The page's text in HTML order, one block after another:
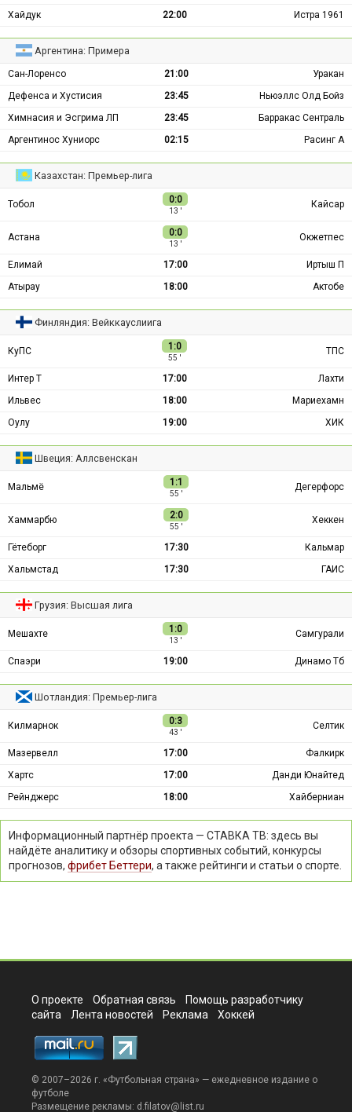
Хайдук
22:00 Истра 1961
Аргентина: Примера
Сан-Лоренсо 21:00
Уракан
Дефенса и Хустисия
23:45
Ньюэллс Олд Бойз
Химнасия и Эсгрима ЛП
23:45
Барракас Сентраль
Аргентинос Хуниорс
02:15 Расинг А
Казахстан: Премьер-лига
Тобол 0:0
13 ′
Кайсар
Астана 0:0
13 ′
Окжетпес
Елимай 17:00
Иртыш П
Атырау
18:00 Актобе
Финляндия: Вейккауслиига
КуПС 1:0
55 ′
ТПС
Интер Т 17:00
Лахти
Ильвес
18:00
Мариехамн
Оулу
19:00 ХИК
Швеция: Аллсвенскан
Мальмё 1:1
55 ′
Дегерфорс
Хаммарбю 2:0
55 ′
Хеккен
Гётеборг 17:30
Кальмар
Хальмстад
17:30 ГАИС
Грузия: Высшая лига
Мешахте 1:0
13 ′
Самгурали
Спаэри 19:00 Динамо Тб
Шотландия: Премьер-лига
Килмарнок 0:3
43 ′
Селтик
Мазервелл 17:00
Фалкирк
Хартс
17:00
Данди Юнайтед
Рейнджерс
18:00 Хайберниан
Информационный партнёр проекта — СТАВКА ТВ: здесь вы
найдёте аналитику и обзоры спортивных событий, конкурсы
прогнозов, фрибет Беттери, а также рейтинги и статьи о спорте.
О проекте Обратная связь
Помощь разработчику
сайта
Лента новостей Реклама Хоккей
© 2007–2026 г. «Футбольная страна» — ежедневное издание о
футболе
Размещение рекламы: d.filatov@list.ru